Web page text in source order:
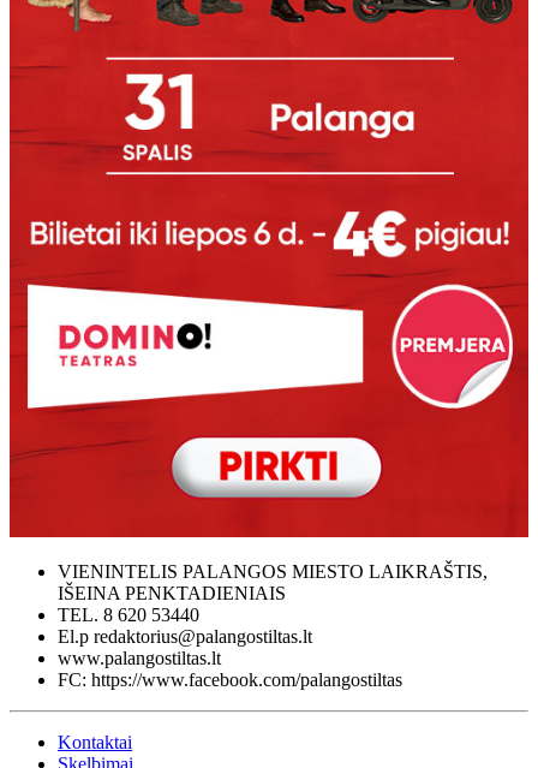
VIENINTELIS PALANGOS MIESTO LAIKRAŠTIS,
IŠEINA PENKTADIENIAIS
TEL. 8 620 53440
El.p redaktorius@palangostiltas.lt
www.palangostiltas.lt
FC: https://www.facebook.com/palangostiltas
Kontaktai
Skelbimai